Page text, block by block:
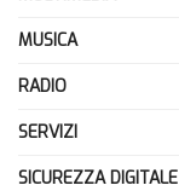
MUSICA
RADIO
SERVIZI
SICUREZZA DIGITALE